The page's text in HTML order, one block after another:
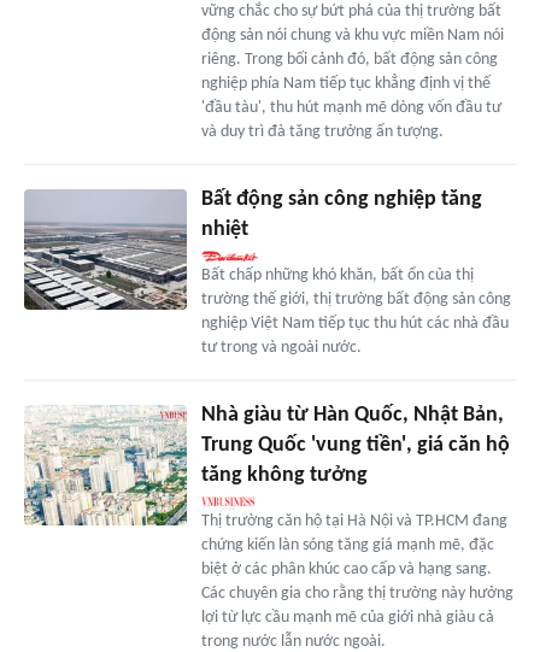
vững chắc cho sự bứt phá của thị trường bất
động sản nói chung và khu vực miền Nam nói
riêng. Trong bối cảnh đó, bất động sản công
nghiệp phía Nam tiếp tục khẳng định vị thế
'đầu tàu', thu hút mạnh mẽ dòng vốn đầu tư
và duy trì đà tăng trưởng ấn tượng.
Bất động sản công nghiệp tăng
nhiệt
Bất chấp những khó khăn, bất ổn của thị
trường thế giới, thị trường bất động sản công
nghiệp Việt Nam tiếp tục thu hút các nhà đầu
tư trong và ngoài nước.
Nhà giàu từ Hàn Quốc, Nhật Bản,
Trung Quốc 'vung tiền', giá căn hộ
tăng không tưởng
Thị trường căn hộ tại Hà Nội và TP.HCM đang
chứng kiến làn sóng tăng giá mạnh mẽ, đặc
biệt ở các phân khúc cao cấp và hạng sang.
Các chuyên gia cho rằng thị trường này hưởng
lợi từ lực cầu mạnh mẽ của giới nhà giàu cả
trong nước lẫn nước ngoài.